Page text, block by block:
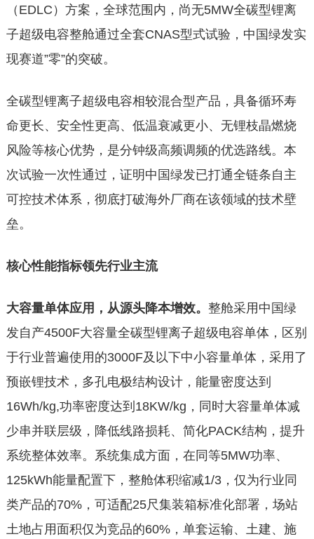
（EDLC）方案，全球范围内，尚无5MW全碳型锂离
子超级电容整舱通过全套CNAS型式试验，中国绿发实
现赛道”零”的突破。
全碳型锂离子超级电容相较混合型产品，具备循环寿
命更长、安全性更高、低温衰减更小、无锂枝晶燃烧
风险等核心优势，是分钟级高频调频的优选路线。本
次试验一次性通过，证明中国绿发已打通全链条自主
可控技术体系，彻底打破海外厂商在该领域的技术壁
垒。
核心性能指标领先行业主流
大容量单体应用，从源头降本增效。 整舱采用中国绿
发自产4500F大容量全碳型锂离子超级电容单体，区别
于行业普遍使用的3000F及以下中小容量单体，采用了
预嵌锂技术，多孔电极结构设计，能量密度达到
16Wh/kg,功率密度达到18KW/kg，同时大容量单体减
少串并联层级，降低线路损耗、简化PACK结构，提升
系统整体效率。系统集成方面，在同等5MW功率、
125kWh能量配置下，整舱体积缩减1/3，仅为行业同
类产品的70%，可适配25尺集装箱标准化部署，场站
土地占用面积仅为竞品的60%，单套运输、土建、施